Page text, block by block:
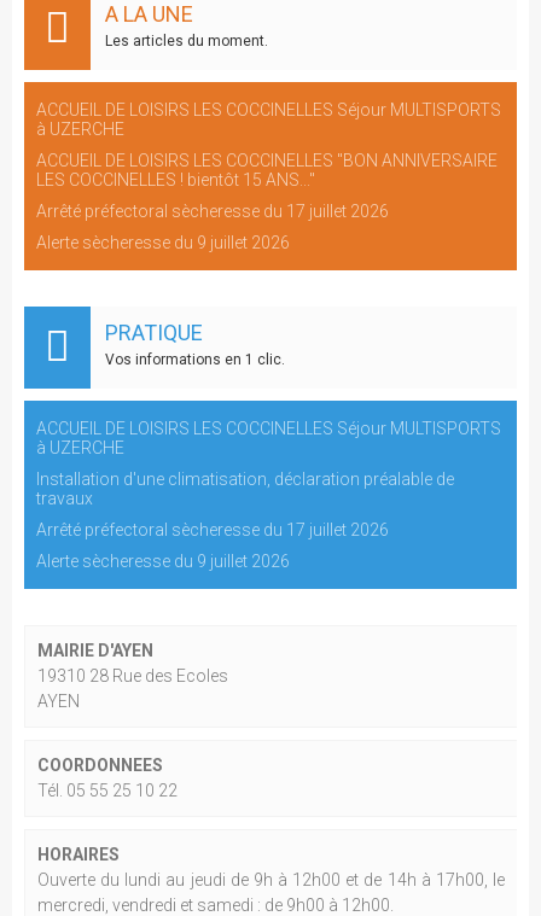
A LA UNE
Les articles du moment.
ACCUEIL DE LOISIRS LES COCCINELLES Séjour MULTISPORTS
à UZERCHE
ACCUEIL DE LOISIRS LES COCCINELLES "BON ANNIVERSAIRE
LES COCCINELLES ! bientôt 15 ANS..."
Arrêté préfectoral sècheresse du 17 juillet 2026
Alerte sècheresse du 9 juillet 2026
PRATIQUE
Vos informations en 1 clic.
ACCUEIL DE LOISIRS LES COCCINELLES Séjour MULTISPORTS
à UZERCHE
Installation d'une climatisation, déclaration préalable de
travaux
Arrêté préfectoral sècheresse du 17 juillet 2026
Alerte sècheresse du 9 juillet 2026
MAIRIE D'AYEN
19310 28 Rue des Ecoles
AYEN
COORDONNEES
Tél. 05 55 25 10 22
HORAIRES
Ouverte du lundi au jeudi de 9h à 12h00 et de 14h à 17h00, le
mercredi, vendredi et samedi : de 9h00 à 12h00.